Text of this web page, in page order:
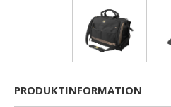
PRODUKTINFORMATION